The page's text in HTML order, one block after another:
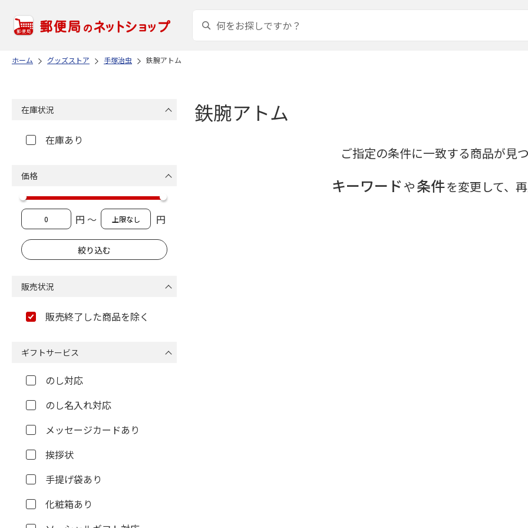
ホーム グッズストア 手塚治虫 鉄腕アトム
鉄腕アトム
ご指定の条件に一致する商品が見
キーワードや条件を変更して、
在庫状況
在庫あり
価格
円 ～ 円
販売状況
販売終了した商品を除く
ギフトサービス
のし対応
のし名入れ対応
メッセージカードあり
挨拶状
手提げ袋あり
化粧箱あり